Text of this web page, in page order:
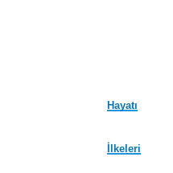
Hayatı
İlkeleri